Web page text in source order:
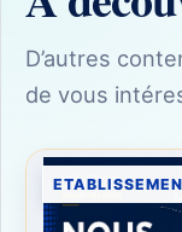
D’autres
de vous